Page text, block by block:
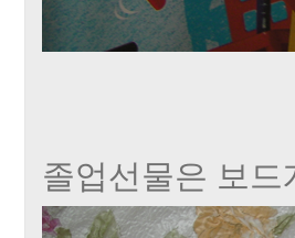
졸업선물은 보